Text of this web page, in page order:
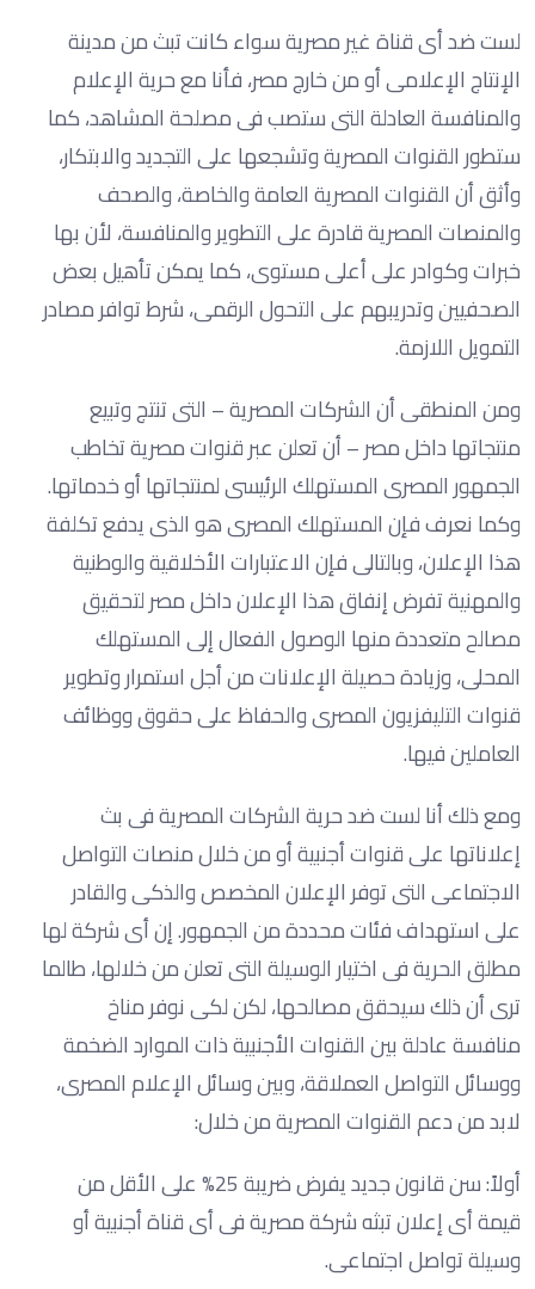
لست ضد أى قناة غير مصرية سواء كانت تبث من مدينة
الإنتاج الإعلامى أو من خارج مصر، فأنا مع حرية الإعلام
والمنافسة العادلة التى ستصب فى مصلحة المشاهد، كما
ستطور القنوات المصرية وتشجعها على التجديد والابتكار،
وأثق أن القنوات المصرية العامة والخاصة، والصحف
والمنصات المصرية قادرة على التطوير والمنافسة، لأن بها
خبرات وكوادر على أعلى مستوى، كما يمكن تأهيل بعض
الصحفيين وتدريبهم على التحول الرقمى، شرط توافر مصادر
التمويل اللازمة.
ومن المنطقى أن الشركات المصرية – التى تنتج وتبيع
منتجاتها داخل مصر – أن تعلن عبر قنوات مصرية تخاطب
الجمهور المصرى المستهلك الرئيسى لمنتجاتها أو خدماتها.
وكما نعرف فإن المستهلك المصرى هو الذى يدفع تكلفة
هذا الإعلان، وبالتالى فإن الاعتبارات الأخلاقية والوطنية
والمهنية تفرض إنفاق هذا الإعلان داخل مصر لتحقيق
مصالح متعددة منها الوصول الفعال إلى المستهلك
المحلى، وزيادة حصيلة الإعلانات من أجل استمرار وتطوير
قنوات التليفزيون المصرى والحفاظ على حقوق ووظائف
العاملين فيها.
ومع ذلك أنا لست ضد حرية الشركات المصرية فى بث
إعلاناتها على قنوات أجنبية أو من خلال منصات التواصل
الاجتماعى التى توفر الإعلان المخصص والذكى والقادر
على استهداف فئات محددة من الجمهور. إن أى شركة لها
مطلق الحرية فى اختيار الوسيلة التى تعلن من خلالها، طالما
ترى أن ذلك سيحقق مصالحها، لكن لكى نوفر مناخ
منافسة عادلة بين القنوات الأجنبية ذات الموارد الضخمة
ووسائل التواصل العملاقة، وبين وسائل الإعلام المصرى،
لابد من دعم القنوات المصرية من خلال:
أولاً: سن قانون جديد يفرض ضريبة 25% على الأقل من
قيمة أى إعلان تبثه شركة مصرية فى أى قناة أجنبية أو
وسيلة تواصل اجتماعى.